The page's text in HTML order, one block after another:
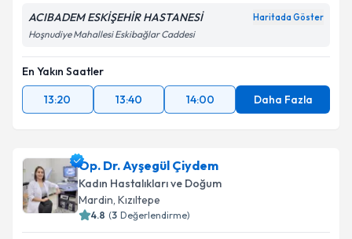
ACIBADEM ESKİŞEHİR HASTANESİ Haritada Göster
Hoşnudiye Mahallesi Eskibağlar Caddesi
En Yakın Saatler
13:20
13:40 14:00 Daha Fazla
Op. Dr. Ayşegül Çiydem
Kadın Hastalıkları ve Doğum
Mardin, Kızıltepe
4.8 (3 Değerlendirme)